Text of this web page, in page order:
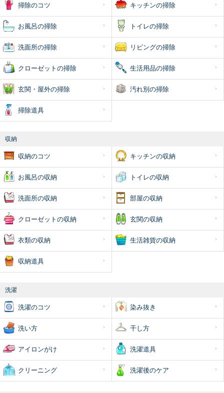
掃除のコツ キッチンの掃除
お風呂の掃除 トイレの掃除
洗面所の掃除 リビングの掃除
クローゼットの掃除 生活用品の掃除
玄関・屋外の掃除 汚れ別の掃除
掃除道具
収納
収納のコツ キッチンの収納
お風呂の収納 トイレの収納
洗面所の収納 部屋の収納
クローゼットの収納 玄関の収納
衣類の収納 生活雑貨の収納
収納道具
洗濯
洗濯のコツ 染み抜き
洗い方 干し方
アイロンがけ 洗濯道具
クリーニング 洗濯後のケア